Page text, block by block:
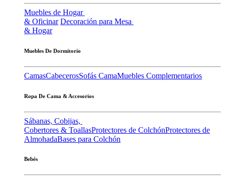
Muebles de Hogar
& Oficinar Decoración para Mesa
& Hogar
Muebles De Dormitorio
CamasCabecerosSofás CamaMuebles Complementarios
Ropa De Cama & Accesorios
Sábanas, Cobijas,
Cobertores & ToallasProtectores de ColchónProtectores de
AlmohadaBases para Colchón
Bebés